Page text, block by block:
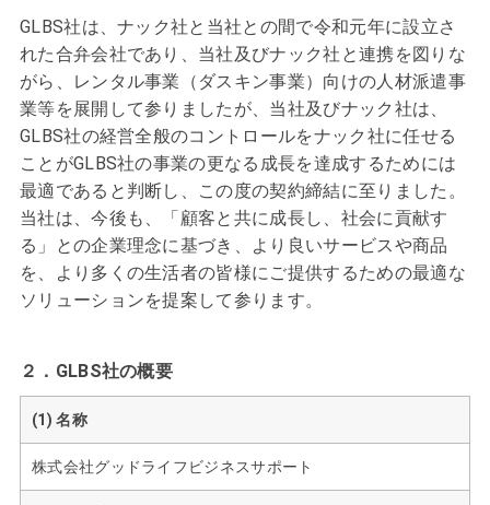
GLBS社は、ナック社と当社との間で令和元年に設立さ
れた合弁会社であり、当社及びナック社と連携を図りな
がら、レンタル事業（ダスキン事業）向けの人材派遣事
業等を展開して参りましたが、当社及びナック社は、
GLBS社の経営全般のコントロールをナック社に任せる
ことがGLBS社の事業の更なる成長を達成するためには
最適であると判断し、この度の契約締結に至りました。
当社は、今後も、「顧客と共に成長し、社会に貢献す
る」との企業理念に基づき、より良いサービスや商品
を、より多くの生活者の皆様にご提供するための最適な
ソリューションを提案して参ります。
２．GLBS社の概要
(1) 名称
株式会社グッドライフビジネスサポート